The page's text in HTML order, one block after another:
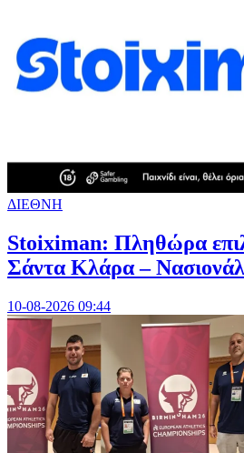
ΔΙΕΘΝΗ
Stoiximan: Πληθώρα
Σάντα Κλάρα – Νασιονάλ
10-08-2026 09:44